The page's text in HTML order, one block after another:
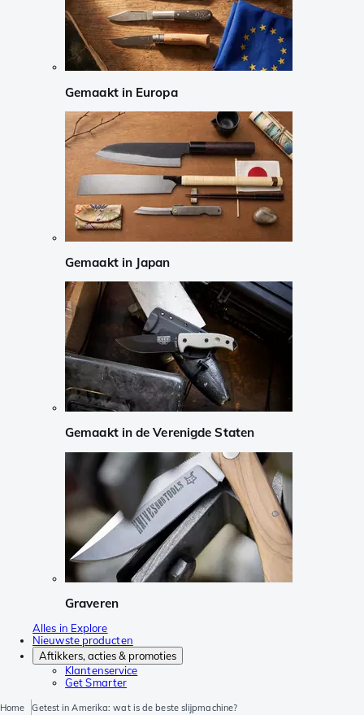
Gemaakt in Europa
Gemaakt in Japan
Gemaakt in de Verenigde Staten
Graveren
Alles in Explore
Nieuwste producten
Aftikkers, acties & promoties
Klantenservice
Get Smarter
Home Getest in Amerika: wat is de beste slijpmachine?